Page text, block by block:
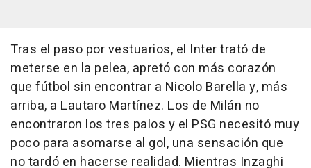
Tras el paso por vestuarios, el Inter trató de
meterse en la pelea, apretó con más corazón
que fútbol sin encontrar a Nicolo Barella y, más
arriba, a Lautaro Martínez. Los de Milán no
encontraron los tres palos y el PSG necesitó muy
poco para asomarse al gol, una sensación que
no tardó en hacerse realidad. Mientras Inzaghi